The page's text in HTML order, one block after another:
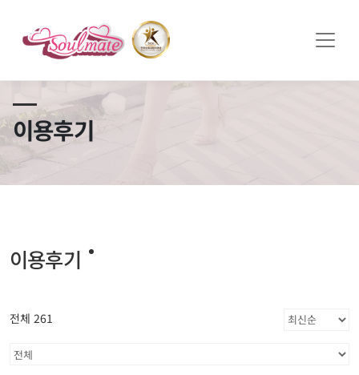
이용후기
이용후기
전체 261
쏠메이트×토모토모 프로모션 영상 full버전 보러가기